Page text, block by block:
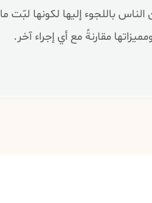
باللجوء إليها لكونها لبّت ما
مقارنةً مع أي إجراء آخر.